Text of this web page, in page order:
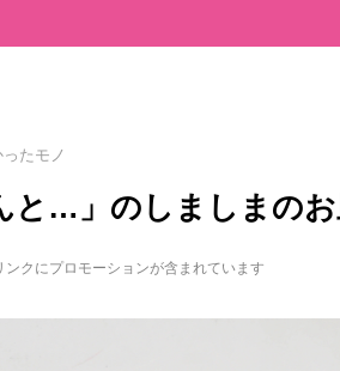
たモノ
と…」のしましまの
クにプロモーションが含まれています